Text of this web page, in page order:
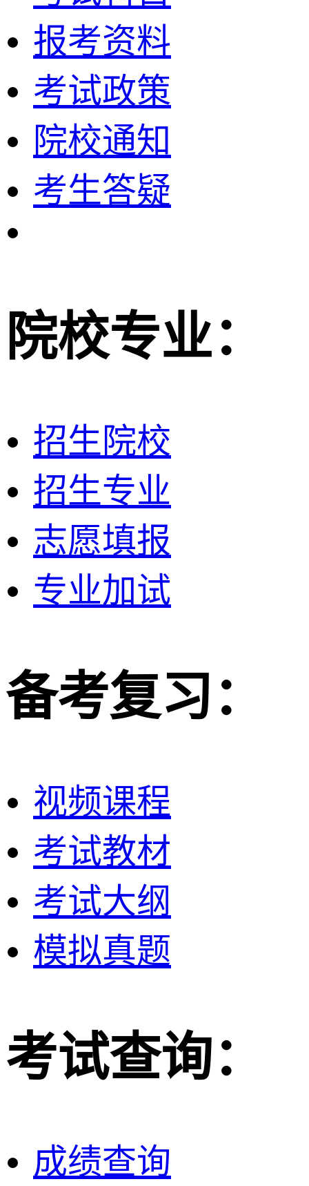
报考资料
考试政策
院校通知
考生答疑
院校专业：
招生院校
招生专业
志愿填报
专业加试
备考复习：
视频课程
考试教材
考试大纲
模拟真题
考试查询：
成绩查询